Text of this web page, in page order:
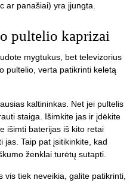
ar panašiai) yra įjungta.
pultelio kaprizai
mygtukus, bet televizorius
pultelio, verta patikrinti keletą
kaltininkas. Net jei pultelis
staiga. Išimkite jas ir įdėkite
išimti baterijas iš kito retai
jas. Taip pat įsitikinkite, kad
ženklai turėtų sutapti.
tiek neveikia, galite patikrinti,